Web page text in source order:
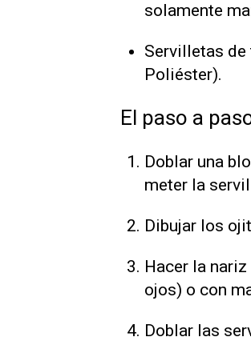
solamente
Servilletas
Poliéster).
El paso a
Doblar una
meter la
Dibujar los
Hacer la
ojos) o con
Doblar las